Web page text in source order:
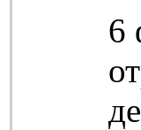
6